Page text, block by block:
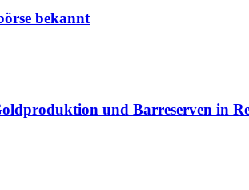
bekannt
und Barreserven in